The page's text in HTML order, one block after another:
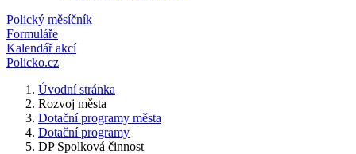
Polický měsíčník
Formuláře
Kalendář akcí
Policko.cz
Úvodní stránka
Rozvoj města
Dotační programy města
Dotační programy
DP Spolková činnost